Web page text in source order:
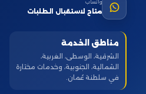
واتساب
متاح لاستقبال الطلبات
مناطق الخدمة
الشرقية، الوسطى، الغربية،
الشمالية، الجنوبية، وخدمات مختارة
في سلطنة عُمان.